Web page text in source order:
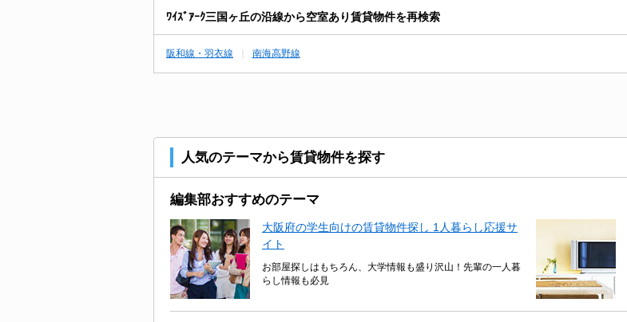
ﾜｲｽﾞｱｰｸ三国ヶ丘の沿線から空室あり賃貸物件を再検索
阪和線・羽衣線 南海高野線
人気のテーマから賃貸物件を探す
編集部おすすめのテーマ
大阪府の学生向けの賃貸物件探し 1人暮らし応援サ
イト
お部屋探しはもちろん、大学情報も盛り沢山！先輩の一人暮
らし情報も必見